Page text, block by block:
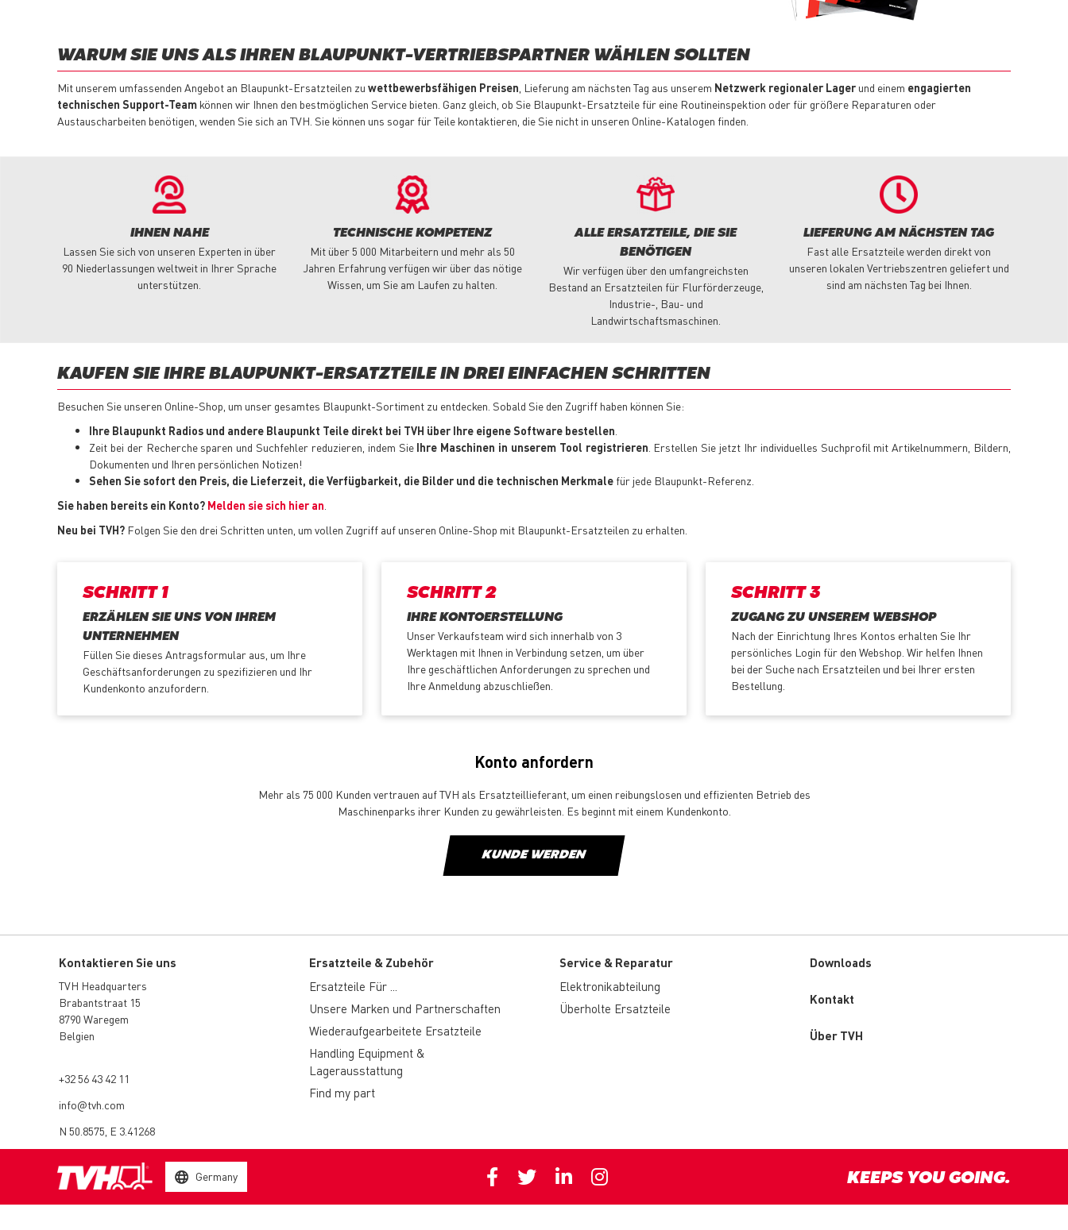
WARUM SIE UNS ALS IHREN BLAUPUNKT-VERTRIEBSPARTNER WÄHLEN SOLLTEN
Mit unserem umfassenden Angebot an Blaupunkt-Ersatzteilen zu wettbewerbsfähigen Preisen , Lieferung am nächsten Tag aus unserem Netzwerk regionaler Lager und einem engagierten
technischen Support-Team können wir Ihnen den bestmöglichen Service bieten. Ganz gleich, ob Sie Blaupunkt-Ersatzteile für eine Routineinspektion oder für größere Reparaturen oder
Austauscharbeiten benötigen, wenden Sie sich an TVH. Sie können uns sogar für Teile kontaktieren, die Sie nicht in unseren Online-Katalogen finden.
IHNEN NAHE
Lassen Sie sich von unseren Experten in über
90 Niederlassungen weltweit in Ihrer Sprache
unterstützen.
TECHNISCHE KOMPETENZ
Mit über 5 000 Mitarbeitern und mehr als 50
Jahren Erfahrung verfügen wir über das nötige
Wissen, um Sie am Laufen zu halten.
ALLE ERSATZTEILE, DIE SIE
BENÖTIGEN
Wir verfügen über den umfangreichsten
Bestand an Ersatzteilen für Flurförderzeuge,
Industrie-, Bau- und
Landwirtschaftsmaschinen.
LIEFERUNG AM NÄCHSTEN TAG
Fast alle Ersatzteile werden direkt von
unseren lokalen Vertriebszentren geliefert und
sind am nächsten Tag bei Ihnen.
KAUFEN SIE IHRE BLAUPUNKT-ERSATZTEILE IN DREI EINFACHEN SCHRITTEN
Besuchen Sie unseren Online-Shop, um unser gesamtes Blaupunkt-Sortiment zu entdecken. Sobald Sie den Zugriff haben können Sie:
Ihre Blaupunkt Radios und andere Blaupunkt Teile direkt bei TVH über Ihre eigene Software bestellen
Zeit bei der Recherche sparen und Suchfehler reduzieren, indem Sie Ihre Maschinen in unserem Tool registrieren . Erstellen Sie jetzt Ihr individuelles Suchprofil mit Artikelnummern, Bildern,
Dokumenten und Ihren persönlichen Notizen!
Sehen Sie sofort den Preis, die Lieferzeit, die Verfügbarkeit, die Bilder und die technischen Merkmale für jede Blaupunkt-Referenz.
Sie haben bereits ein Konto? Melden sie sich hier an
Neu bei TVH? Folgen Sie den drei Schritten unten, um vollen Zugriff auf unseren Online-Shop mit Blaupunkt-Ersatzteilen zu erhalten.
SCHRITT 1
ERZÄHLEN SIE UNS VON IHREM
UNTERNEHMEN
Füllen Sie dieses Antragsformular aus, um Ihre
Geschäftsanforderungen zu spezifizieren und Ihr
Kundenkonto anzufordern.
SCHRITT 2
IHRE KONTOERSTELLUNG
Unser Verkaufsteam wird sich innerhalb von 3
Werktagen mit Ihnen in Verbindung setzen, um über
Ihre geschäftlichen Anforderungen zu sprechen und
Ihre Anmeldung abzuschließen.
SCHRITT 3
ZUGANG ZU UNSEREM WEBSHOP
Nach der Einrichtung Ihres Kontos erhalten Sie Ihr
persönliches Login für den Webshop. Wir helfen Ihnen
bei der Suche nach Ersatzteilen und bei Ihrer ersten
Bestellung.
Konto anfordern
Mehr als 75 000 Kunden vertrauen auf TVH als Ersatzteillieferant, um einen reibungslosen und effizienten Betrieb des
Maschinenparks ihrer Kunden zu gewährleisten. Es beginnt mit einem Kundenkonto.
KUNDE WERDEN
Kontaktieren Sie uns
TVH Headquarters
Brabantstraat 15
8790 Waregem
Belgien
+32 56 43 42 11
info@tvh.com
N 50.8575, E 3.41268
Ersatzteile & Zubehör
Ersatzteile Für ...
Unsere Marken und Partnerschaften
Wiederaufgearbeitete Ersatzteile
Handling Equipment &
Lagerausstattung
Find my part
Service & Reparatur
Elektronikabteilung
Überholte Ersatzteile
Downloads
Custom
Kontakt
Über TVH
Germany KEEPS YOU GOING.